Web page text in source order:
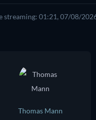
streaming: 01:21, 07/08/
Thomas Mann